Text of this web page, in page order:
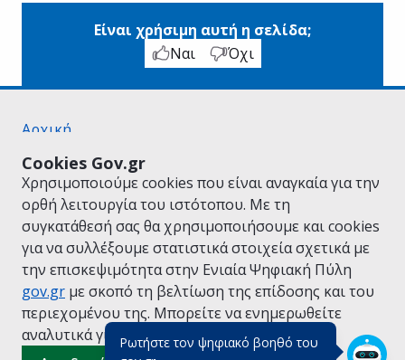
Ρωτήστε τον ψηφιακό βοηθό του
Cookies Gov.gr
Χρησιμοποιούμε cookies που είναι αναγκαία για την
ορθή λειτουργία του ιστότοπου. Με τη
συγκατάθεσή σας θα χρησιμοποιήσουμε και cookies
για να συλλέξουμε στατιστικά στοιχεία σχετικά με
την επισκεψιμότητα στην Ενιαία Ψηφιακή Πύλη
gov.gr με σκοπό τη βελτίωση της επίδοσης και του
περιεχομένου της. Μπορείτε να ενημερωθείτε
αναλυτικά για την Πολιτική Cookies.
Είναι χρήσιμη αυτή η σελίδα;
Ναι
Όχι
Αρχική
Όροι Χρήσης
Πολιτική Απορρήτου
Δήλωση προσβασιμότητας
Πολιτική cookies
Προτάσεις για το gov.gr
Υλοποίηση από το Υπουργείο Ψηφιακής
Διακυβέρνησης
Ελληνικά |Αγγλικά